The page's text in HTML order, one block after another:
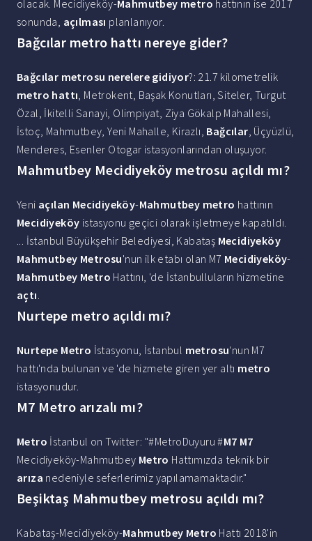
olacak. Mecidiyeköy-Mahmutbey metro hattının ise 2017
sonunda, açılması planlanıyor.
Bağcılar metro hattı nereye gider?
Bağcılar metrosu nerelere gidiyor?: 21.7 kilometrelik
metro hattı, Metrokent, Başak Konutları, Siteler, Turgut
Özal, İkitelli Sanayi, Olimpiyat, Ziya Gökalp Mahallesi,
İstoç, Mahmutbey, Yeni Mahalle, Kirazlı, Bağcılar, Üçyüzlü,
Menderes, Esenler Otogar istasyonlarından oluşuyor.
Mahmutbey Mecidiyeköy metrosu açıldı mı?
Yeni açılan Mecidiyeköy-Mahmutbey metro hattının
Mecidiyeköy istasyonu geçici olarak işletmeye kapatıldı.
... İstanbul Büyükşehir Belediyesi, Kabataş Mecidiyeköy
Mahmutbey Metrosu'nun ilk etabı olan M7 Mecidiyeköy-
Mahmutbey Metro Hattını, 'de İstanbulluların hizmetine
açtı.
Nurtepe metro açıldı mı?
Nurtepe Metro İstasyonu, İstanbul metrosu'nun M7
hattı'nda bulunan ve 'de hizmete giren yer altı metro
istasyonudur.
M7 Metro arızalı mı?
Metro İstanbul on Twitter: "#MetroDuyuru #M7 M7
Mecidiyeköy-Mahmutbey Metro Hattımızda teknik bir
arıza nedeniyle seferlerimiz yapılamamaktadır."
Beşiktaş Mahmutbey metrosu açıldı mı?
Kabataş-Mecidiyeköy-Mahmutbey Metro Hattı 2018'in